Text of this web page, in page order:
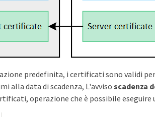
predefinita, i certificati sono validi
alla data di scadenza, L'avviso scadenza
operazione che è possibile eseguire